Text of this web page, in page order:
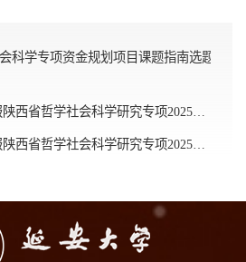
科学专项资金规划项目课题指南选题推荐